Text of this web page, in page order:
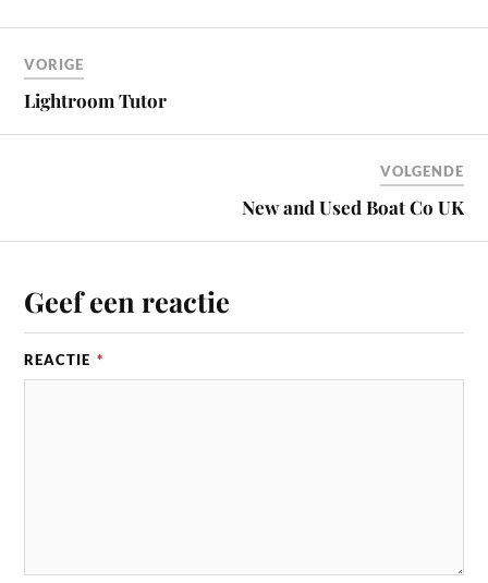
VORIGE
Lightroom Tutor
VOLGENDE
New and Used Boat Co UK
Geef een reactie
REACTIE *